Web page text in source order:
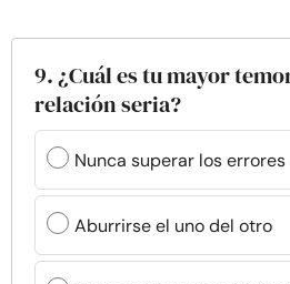
9. ¿Cuál es tu mayor
relación seria?
Nunca superar los errores
Aburrirse el uno del otro